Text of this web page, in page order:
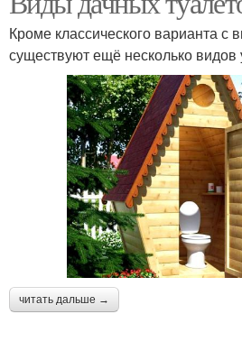
Кроме классического варианта с
существуют ещё несколько видов
читать дальше →